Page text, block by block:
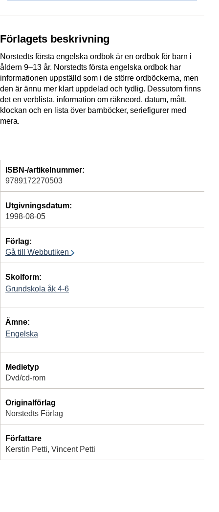
Förlagets beskrivning
Norstedts första engelska ordbok är en ordbok för barn i
åldern 9–13 år. Norstedts första engelska ordbok har
informationen uppställd som i de större ordböckerna, men
den är ännu mer klart uppdelad och tydlig. Dessutom finns
det en verblista, information om räkneord, datum, mått,
klockan och en lista över barnböcker, seriefigurer med
mera.
ISBN-/artikelnummer:
9789172270503
Utgivningsdatum:
1998-08-05
Förlag:
Gå till Webbutiken
Skolform:
Grundskola åk 4-6
Ämne:
Engelska
Medietyp
Dvd/cd-rom
Originalförlag
Norstedts Förlag
Författare
Kerstin Petti, Vincent Petti